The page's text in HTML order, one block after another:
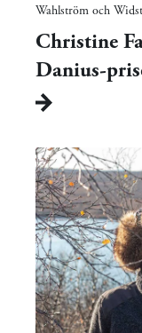
Wahlström och
Christine
Danius-